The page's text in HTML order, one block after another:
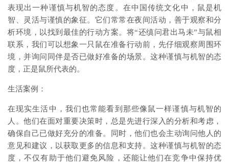
表现出一种谨慎与机智的态度。在中国传统文化中，鼠是机
智、灵活与谨慎的象征。它们常常在夜间活动，善于观察和分
析环境，以找到最佳的行动方案。将“还缜问君出马未”与鼠相
联系，我们可以想象一只鼠在准备行动前，先仔细观察周围环
境，并询问同伴是否已做好准备的场景。这种谨慎与机智的态
度，正是鼠所代表的。
生活案例：
在现实生活中，我们也常能看到那些像鼠一样谨慎与机智的
人。他们在面对重要决策时，总是先进行深入的分析和考虑，
确保自己已做好充分的准备。同时，他们也会主动询问他人的
意见和建议，以获取更多的信息和支持。这种谨慎与机智的态
度，不仅有助于他们避免风险，还能让他们在竞争中保持优